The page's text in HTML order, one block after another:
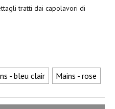
tratti dai capolavori di
- bleu clair Mains - rose